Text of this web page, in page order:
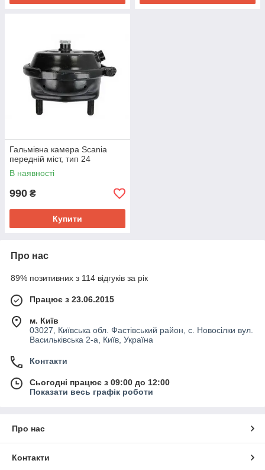
Гальмівна камера Scania
передній міст, тип 24
В наявності
990 ₴
Купити
Про нас
89% позитивних з 114 відгуків за рік
Працює з 23.06.2015
м. Київ
03027, Київська обл. Фастівський район, с. Новосілки вул.
Васильківська 2-а, Київ, Україна
Контакти
Сьогодні працює з 09:00 до 12:00
Показати весь графік роботи
Про нас
Контакти